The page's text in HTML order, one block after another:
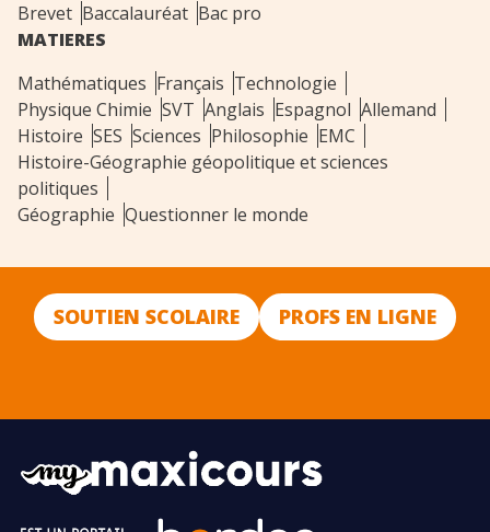
Brevet Baccalauréat Bac pro
MATIERES
Mathématiques Français Technologie
Physique Chimie SVT Anglais Espagnol Allemand
Histoire SES Sciences Philosophie EMC
Histoire-Géographie géopolitique et sciences
politiques
Géographie Questionner le monde
SOUTIEN SCOLAIRE PROFS EN LIGNE